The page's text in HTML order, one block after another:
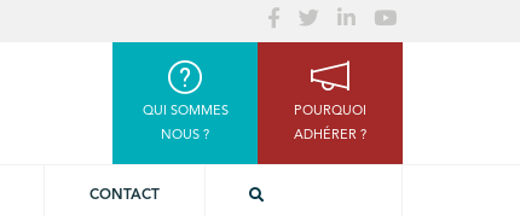
QUI SOMMES
NOUS ?
POURQUOI
ADHÉRER ?
CONTACT